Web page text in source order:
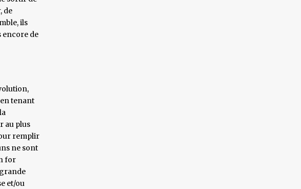
de
ils
encore de
tenant
au plus
remplir
ne sont
for
et/ou